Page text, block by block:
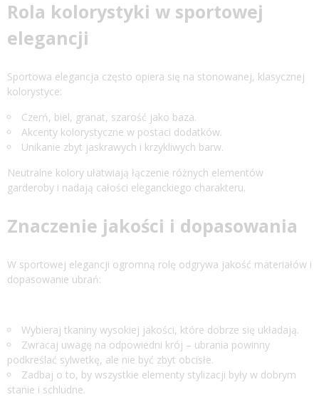
Rola kolorystyki w sportowej
elegancji
Sportowa elegancja często opiera się na stonowanej, klasycznej
kolorystyce:
Czerń, biel, granat, szarość jako baza.
Akcenty kolorystyczne w postaci dodatków.
Unikanie zbyt jaskrawych i krzykliwych barw.
Neutralne kolory ułatwiają łączenie różnych elementów
garderoby i nadają całości eleganckiego charakteru.
Znaczenie jakości i dopasowania
W sportowej elegancji ogromną rolę odgrywa jakość materiałów i
dopasowanie ubrań:
Wybieraj tkaniny wysokiej jakości, które dobrze się układają.
Zwracaj uwagę na odpowiedni krój – ubrania powinny
podkreślać sylwetkę, ale nie być zbyt obcisłe.
Zadbaj o to, by wszystkie elementy stylizacji były w dobrym
stanie i schludne.